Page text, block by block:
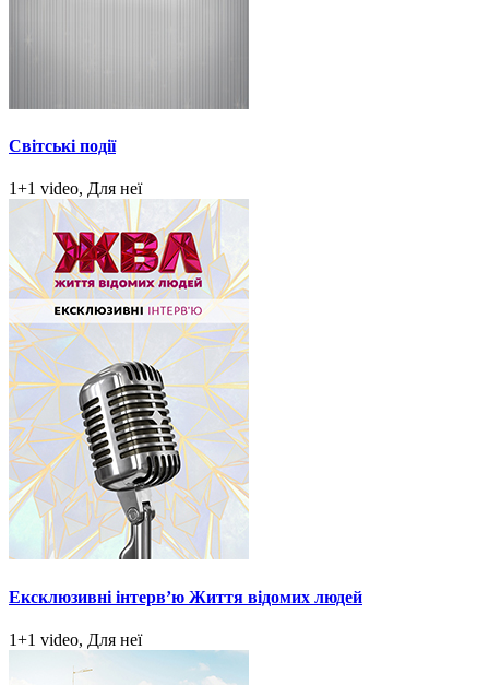
Світські події
1+1 video, Для неї
Ексклюзивні інтерв’ю Життя відомих людей
1+1 video, Для неї